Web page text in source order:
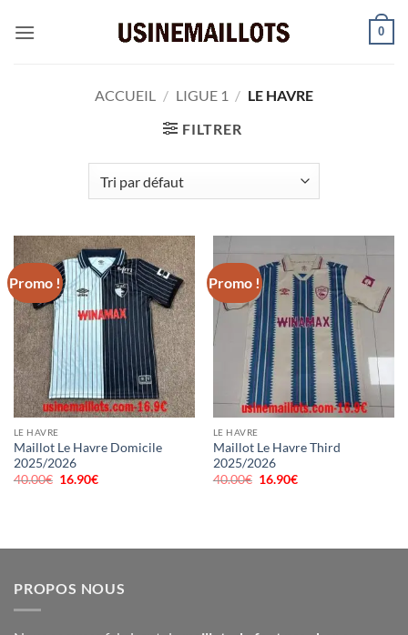
0
ACCUEIL / LIGUE 1 / LE HAVRE
FILTRER
Promo !
LE HAVRE
Maillot Le Havre Domicile
2025/2026
40.00€ Le
16.90€Le
Promo !
LE HAVRE
Maillot Le Havre Third
2025/2026
40.00€ Le
16.90€Le
PROPOS NOUS